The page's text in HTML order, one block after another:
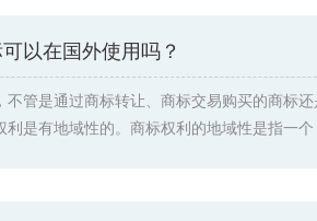
以在国外使用吗？
不管是通过商标转让、商标交易购买的商标
利是有地域性的。商标权利的地域性是指一